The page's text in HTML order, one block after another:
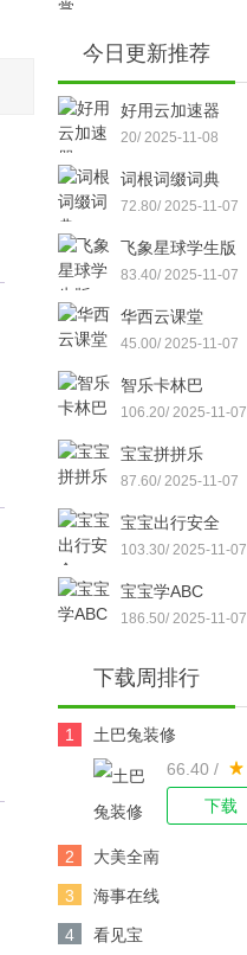
今日更新推荐
好用云加速器
20/ 2025-11-08
词根词缀词典
72.80/ 2025-11-07
飞象星球学生版
83.40/ 2025-11-07
华西云课堂
45.00/ 2025-11-07
智乐卡林巴
106.20/ 2025-11-07
宝宝拼拼乐
87.60/ 2025-11-07
宝宝出行安全
103.30/ 2025-11-07
宝宝学ABC
186.50/ 2025-11-07
下载周排行
1
土巴兔装修
66.40 /
下载
2 大美全南
3 海事在线
4 看见宝